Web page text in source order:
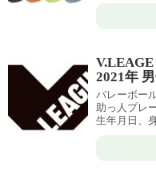
2021年
バレーボー
助っ人プレ
生年月日、